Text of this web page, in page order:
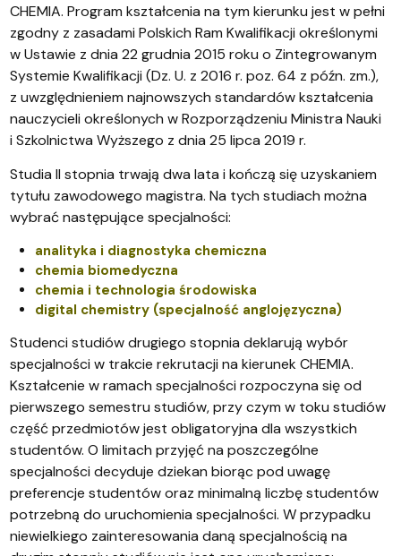
CHEMIA. Program kształcenia na tym kierunku jest w pełni
zgodny z zasadami Polskich Ram Kwalifikacji określonymi
w Ustawie z dnia 22 grudnia 2015 roku o Zintegrowanym
Systemie Kwalifikacji (Dz. U. z 2016 r. poz. 64 z późn. zm.),
z uwzględnieniem najnowszych standardów kształcenia
nauczycieli określonych w Rozporządzeniu Ministra Nauki
i Szkolnictwa Wyższego z dnia 25 lipca 2019 r.
Studia II stopnia trwają dwa lata i kończą się uzyskaniem
tytułu zawodowego magistra. Na tych studiach można
wybrać następujące specjalności:
analityka i diagnostyka chemiczna
chemia biomedyczna
chemia i technologia środowiska
digital chemistry (specjalność anglojęzyczna)
Studenci studiów drugiego stopnia deklarują wybór
specjalności w trakcie rekrutacji na kierunek CHEMIA.
Kształcenie w ramach specjalności rozpoczyna się od
pierwszego semestru studiów, przy czym w toku studiów
część przedmiotów jest obligatoryjna dla wszystkich
studentów. O limitach przyjęć na poszczególne
specjalności decyduje dziekan biorąc pod uwagę
preferencje studentów oraz minimalną liczbę studentów
potrzebną do uruchomienia specjalności. W przypadku
niewielkiego zainteresowania daną specjalnością na